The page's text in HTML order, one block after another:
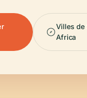
Villes de
Africa